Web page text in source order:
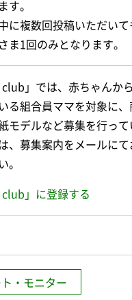
す。
に複数回投稿いただいて
ま1回のみとなります。
club」では、赤ちゃんか
る組合員ママを対象に
モデルなど募集を行っ
、募集案内をメールに
。
club」に登録する
・モニター